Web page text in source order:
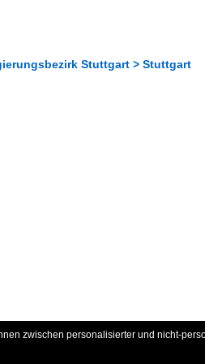
Stuttgart > Stuttgart
zwischen personalisierter und nicht-